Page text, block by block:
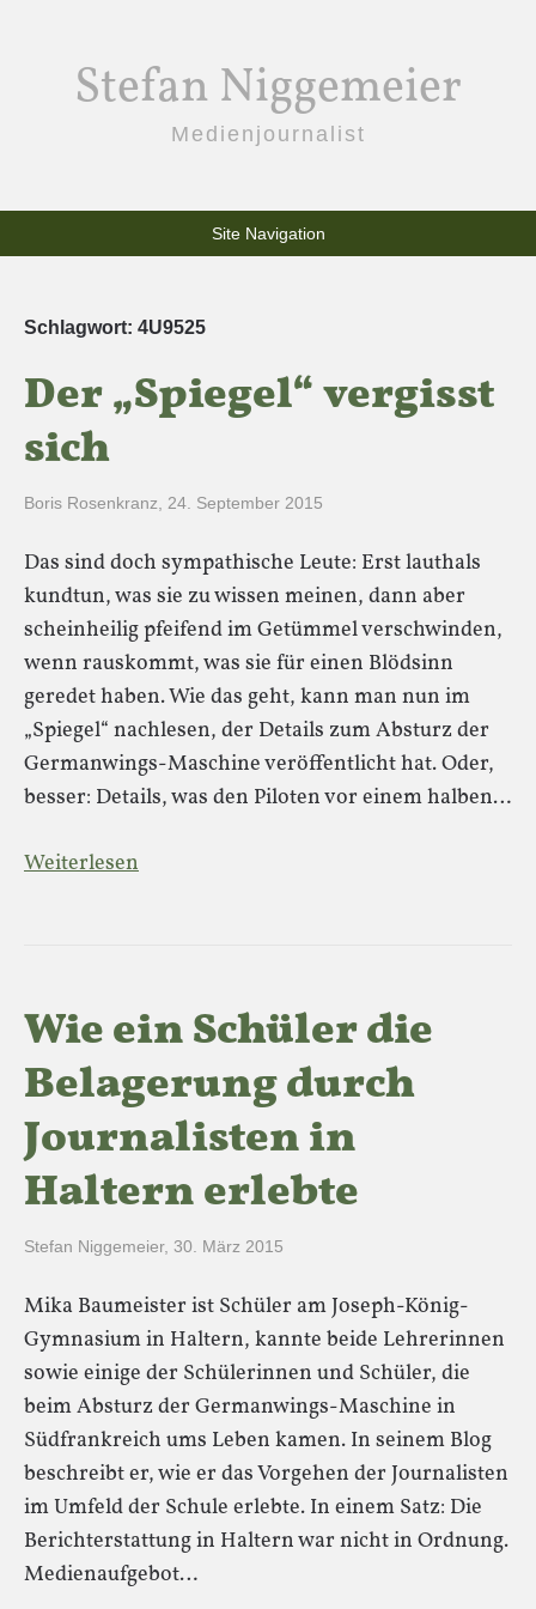
Stefan Niggemeier
Medienjournalist
Site Navigation
Schlagwort: 4U9525
Der „Spiegel“ vergisst
sich
Boris Rosenkranz 24. September 2015
Das sind doch sympathische Leute: Erst lauthals
kundtun, was sie zu wissen meinen, dann aber
scheinheilig pfeifend im Getümmel verschwinden,
wenn rauskommt, was sie für einen Blödsinn
geredet haben. Wie das geht, kann man nun im
„Spiegel“ nachlesen, der Details zum Absturz der
Germanwings-Maschine veröffentlicht hat. Oder,
besser: Details, was den Piloten vor einem halben…
Weiterlesen
Wie ein Schüler die
Belagerung durch
Journalisten in
Haltern erlebte
Stefan Niggemeier, 30. März 2015
Mika Baumeister ist Schüler am Joseph-König-
Gymnasium in Haltern, kannte beide Lehrerinnen
sowie einige der Schülerinnen und Schüler, die
beim Absturz der Germanwings-Maschine in
Südfrankreich ums Leben kamen. In seinem Blog
beschreibt er, wie er das Vorgehen der Journalisten
im Umfeld der Schule erlebte. In einem Satz: Die
Berichterstattung in Haltern war nicht in Ordnung.
Medienaufgebot…